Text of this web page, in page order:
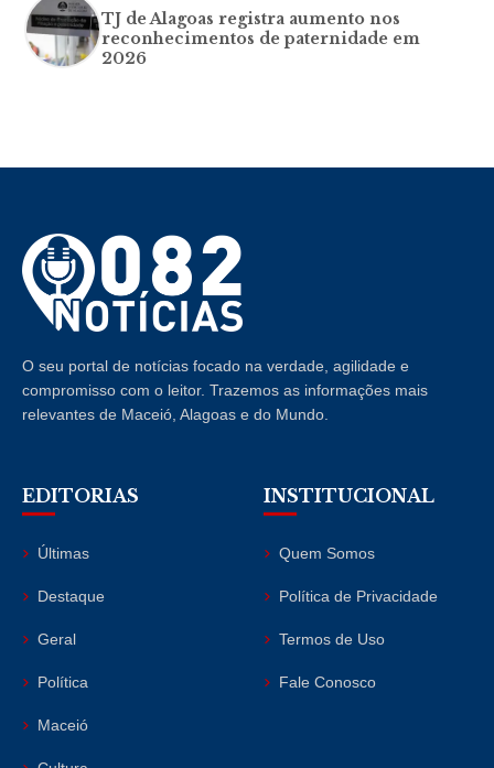
TJ de Alagoas registra aumento nos
reconhecimentos de paternidade em
2026
O seu portal de notícias focado na verdade, agilidade e
compromisso com o leitor. Trazemos as informações mais
relevantes de Maceió, Alagoas e do Mundo.
EDITORIAS
Últimas
Destaque
Geral
Política
Maceió
INSTITUCIONAL
Quem Somos
Política de Privacidade
Termos de Uso
Fale Conosco